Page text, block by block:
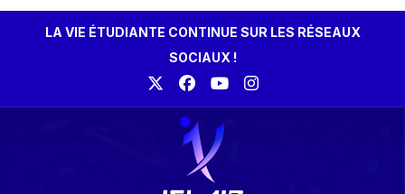
LA VIE ÉTUDIANTE CONTINUE SUR LES RÉSEAUX
SOCIAUX !